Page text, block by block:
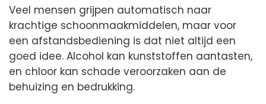
Veel mensen grijpen automatisch naar
krachtige schoonmaakmiddelen, maar voor
een afstandsbediening is dat niet altijd een
goed idee. Alcohol kan kunststoffen aantasten,
en chloor kan schade veroorzaken aan de
behuizing en bedrukking.